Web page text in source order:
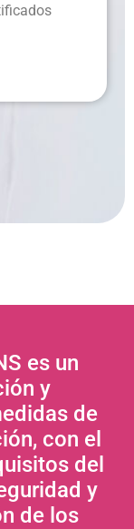
es un
y
de
con el
del
y
de los